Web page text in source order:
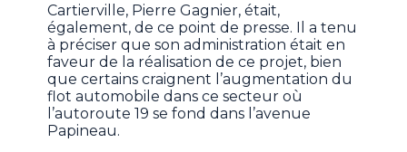
Cartierville, Pierre Gagnier, était,
également, de ce point de presse. Il a tenu
à préciser que son administration était en
faveur de la réalisation de ce projet, bien
que certains craignent l’augmentation du
flot automobile dans ce secteur où
l’autoroute 19 se fond dans l’avenue
Papineau.